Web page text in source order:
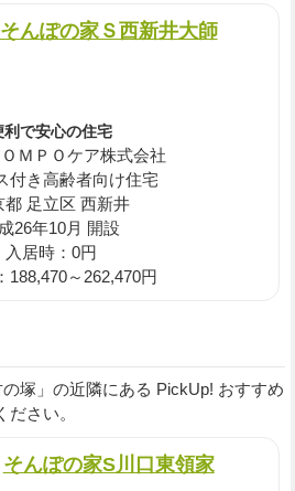
そんぽの家Ｓ西新井大師
利で安心の住宅
ＭＰＯケア株式会社
付き高齢者向け住宅
都 足立区 西新井
26年10月 開設
入居時：0円
～262,470円
塚」の近隣にある PickUp! おすすめ
さい。
そんぽの家S川口東領家